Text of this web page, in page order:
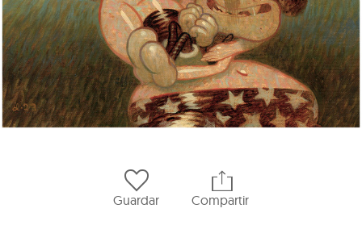
Guardar Compartir